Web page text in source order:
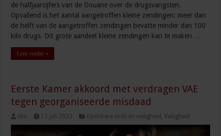
de halfjaarcijfers van de Douane over de drugsvangsten.
Opvallend is het aantal aangetroffen kleine zendingen: meer dan
de helft van de aangetroffen zendingen bevatte minder dan 100
kilo drugs. Dit grote aandeel kleine zendingen kan te maken …
Lees verder »
Eerste Kamer akkoord met verdragen VAE
tegen georganiseerde misdaad
sbo 12 juli 2023 Openbare orde en veiligheid ,Veiligheid